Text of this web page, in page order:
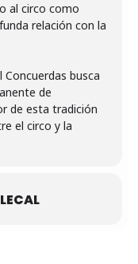
al circo como
relación con la
busca
de
de esta tradición
el circo y la